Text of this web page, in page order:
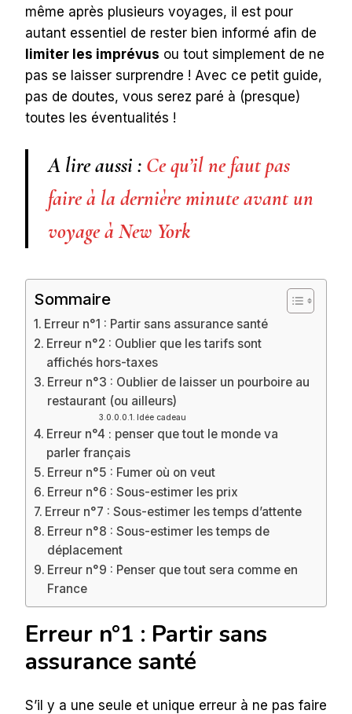
même après plusieurs voyages, il est pour
autant essentiel de rester bien informé afin de
limiter les imprévus ou tout simplement de ne
pas se laisser surprendre ! Avec ce petit guide,
pas de doutes, vous serez paré à (presque)
toutes les éventualités !
A lire aussi : Ce qu’il ne faut pas
faire à la dernière minute avant un
voyage à New York
Sommaire
Erreur n°1 : Partir sans assurance santé
Erreur n°2 : Oublier que les tarifs sont
affichés hors-taxes
Erreur n°3 : Oublier de laisser un pourboire au
restaurant (ou ailleurs)
Idée cadeau
Erreur n°4 : penser que tout le monde va
parler français
Erreur n°5 : Fumer où on veut
Erreur n°6 : Sous-estimer les prix
Erreur n°7 : Sous-estimer les temps d’attente
Erreur n°8 : Sous-estimer les temps de
déplacement
Erreur n°9 : Penser que tout sera comme en
France
Erreur n°1 : Partir sans
assurance santé
S’il y a une seule et unique erreur à ne pas faire